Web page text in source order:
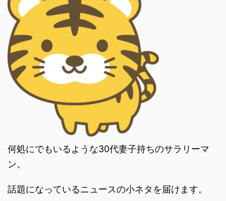
何処にでもいるような30代妻子持ちのサラリーマ
ン。
話題になっているニュースの小ネタを届けます。